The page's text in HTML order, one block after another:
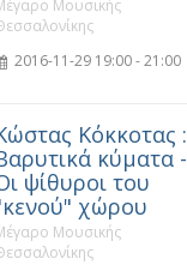
Μουσικής
2016-11-29 19:00 - 21:00
Κόκκοτας :
κύματα -
ψίθυροι του
χώρου
Μουσικής